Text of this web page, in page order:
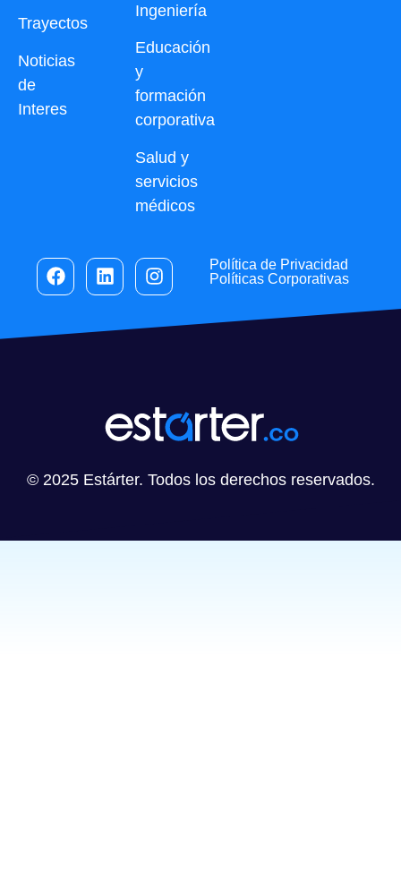
Trayectos
Noticias
de
Interes
Ingeniería
Educación
y
formación
corporativa
Salud y
servicios
médicos
Política de Privacidad
Políticas Corporativas
© 2025 Estárter. Todos los derechos reservados.